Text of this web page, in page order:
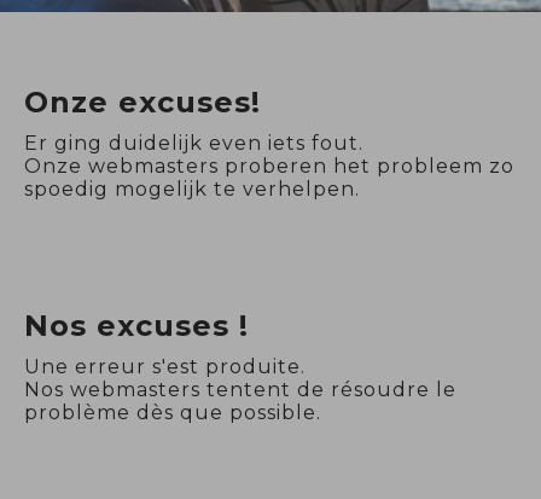
Onze excuses!
Er ging duidelijk even iets fout.
Onze webmasters proberen het probleem zo
spoedig mogelijk te verhelpen.
Nos excuses !
Une erreur s'est produite.
Nos webmasters tentent de résoudre le
problème dès que possible.